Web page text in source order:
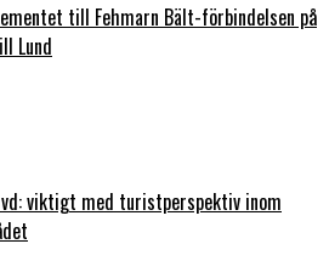
till Fehmarn Bält-förbindelsen på
Lund
viktigt med turistperspektiv inom